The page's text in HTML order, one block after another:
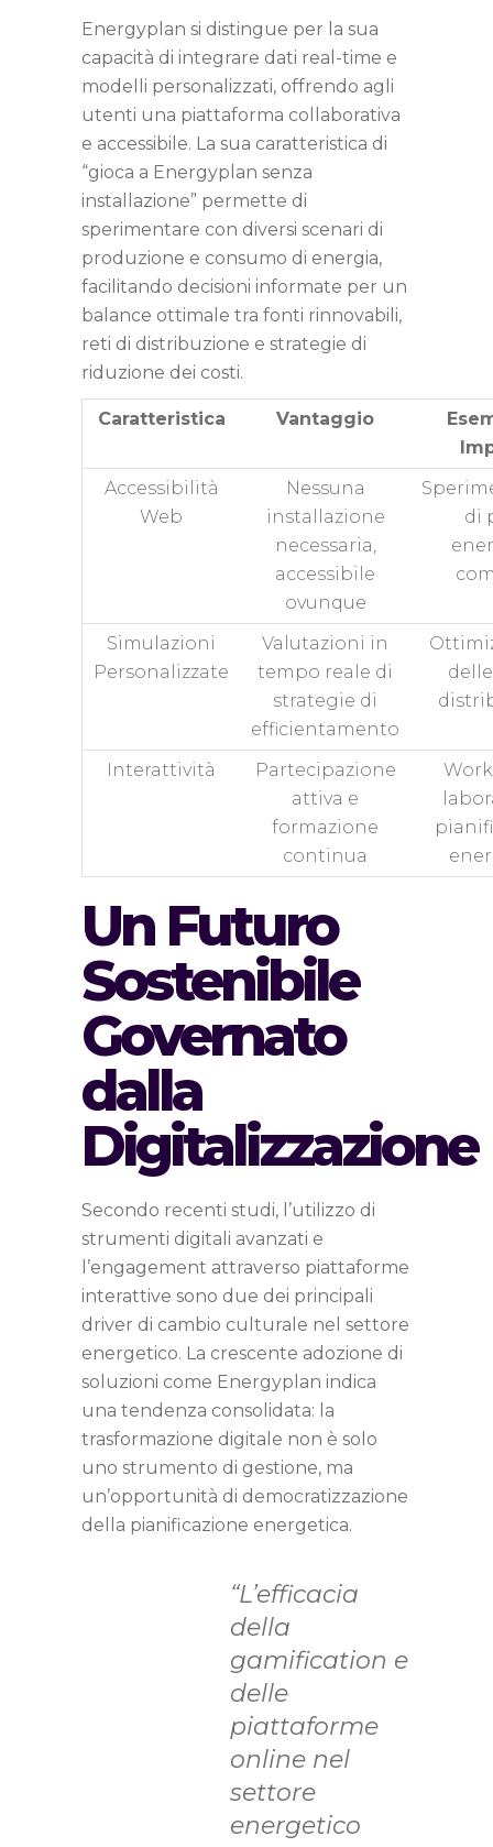
Energyplan si distingue per la sua
capacità di integrare dati real-time e
modelli personalizzati, offrendo agli
utenti una piattaforma collaborativa
e accessibile. La sua caratteristica di
“gioca a Energyplan senza
installazione” permette di
sperimentare con diversi scenari di
produzione e consumo di energia,
facilitando decisioni informate per un
balance ottimale tra fonti rinnovabili,
reti di distribuzione e strategie di
riduzione dei costi.
Caratteristica Vantaggio
Accessibilità
Web
Nessuna
installazione
necessaria,
accessibile
ovunque
di
Simulazioni
Personalizzate
Valutazioni in
tempo reale di
strategie di
efficientamento
Interattività
Partecipazione
attiva e
formazione
continua
Un Futuro
Sostenibile
Governato
dalla
Digitalizzazione
Secondo recenti studi, l’utilizzo di
strumenti digitali avanzati e
l’engagement attraverso piattaforme
interattive sono due dei principali
driver di cambio culturale nel settore
energetico. La crescente adozione di
soluzioni come Energyplan indica
una tendenza consolidata: la
trasformazione digitale non è solo
uno strumento di gestione, ma
un’opportunità di democratizzazione
della pianificazione energetica.
“L’efficacia
della
gamification e
delle
piattaforme
online nel
settore
energetico